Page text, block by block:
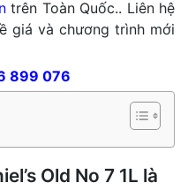
trên Toàn Quốc.. Liên hệ
giá và chương trình mới
899 076
Old No 7 1L là